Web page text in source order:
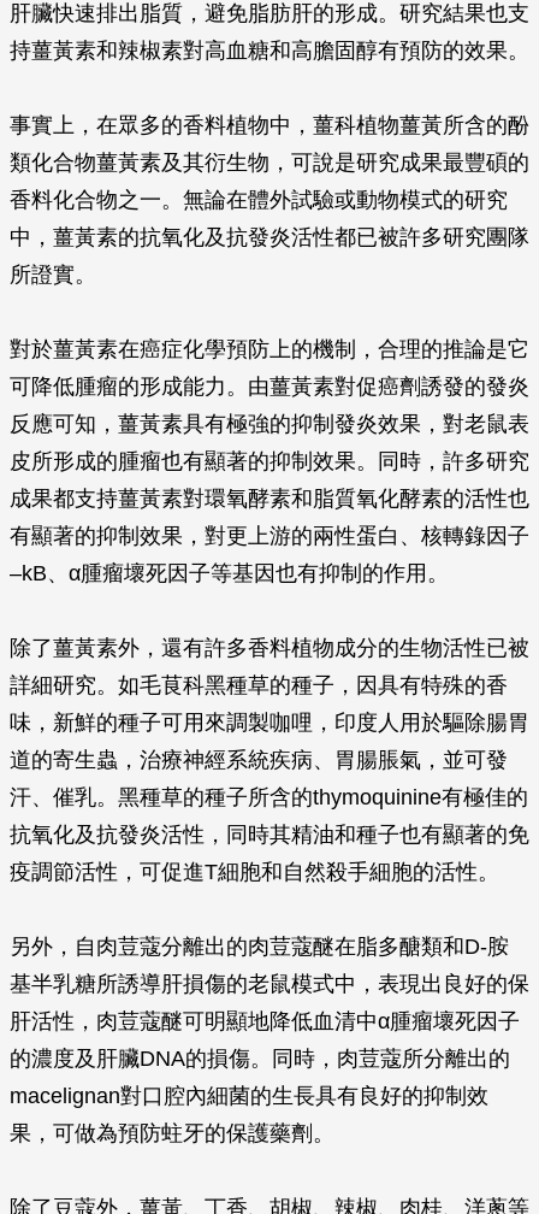
肝臟快速排出脂質，避免脂肪肝的形成。研究結果也支
持薑黃素和辣椒素對高血糖和高膽固醇有預防的效果。
事實上，在眾多的香料植物中，薑科植物薑黃所含的酚
類化合物薑黃素及其衍生物，可說是研究成果最豐碩的
香料化合物之一。無論在體外試驗或動物模式的研究
中，薑黃素的抗氧化及抗發炎活性都已被許多研究團隊
所證實。
對於薑黃素在癌症化學預防上的機制，合理的推論是它
可降低腫瘤的形成能力。由薑黃素對促癌劑誘發的發炎
反應可知，薑黃素具有極強的抑制發炎效果，對老鼠表
皮所形成的腫瘤也有顯著的抑制效果。同時，許多研究
成果都支持薑黃素對環氧酵素和脂質氧化酵素的活性也
有顯著的抑制效果，對更上游的兩性蛋白、核轉錄因子
–kB、 α腫瘤壞死因子等基因也有抑制的作用。
除了薑黃素外，還有許多香料植物成分的生物活性已被
詳細研究。如毛茛科黑種草的種子，因具有特殊的香
味，新鮮的種子可用來調製咖哩，印度人用於驅除腸胃
道的寄生蟲，治療神經系統疾病、胃腸脹氣，並可發
汗、催乳。黑種草的種子所含的thymoquinine有極佳的
抗氧化及抗發炎活性，同時其精油和種子也有顯著的免
疫調節活性，可促進T細胞和自然殺手細胞的活性。
另外，自肉荳蔻分離出的肉荳蔻醚在脂多醣類和D-胺
基半乳糖所誘導肝損傷的老鼠模式中，表現出良好的保
肝活性，肉荳蔻醚可明顯地降低血清中α腫瘤壞死因子
的濃度及肝臟DNA的損傷。同時，肉荳蔻所分離出的
macelignan對口腔內細菌的生長具有良好的抑制效
果，可做為預防蛀牙的保護藥劑。
除了豆蔻外，薑黃、丁香、胡椒、辣椒、肉桂、洋蔥等